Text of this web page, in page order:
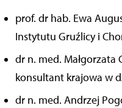
prof. dr hab. Ewa
Instytutu Gruźlicy i
dr n. med. Małgorzata
konsultant krajowa w
dr n. med. Andrzej